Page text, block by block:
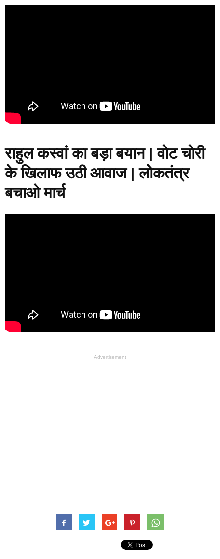
राहुल कस्वां का बड़ा बयान | वोट चोरी
के खिलाफ उठी आवाज | लोकतंत्र
बचाओ मार्च
Advertisement